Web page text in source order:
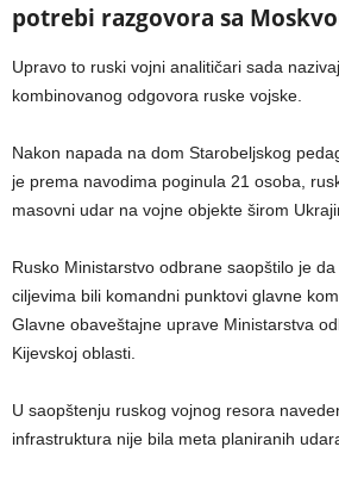
potrebi razgovora sa
Upravo to ruski vojni analitičari sada
kombinovanog odgovora ruske vojske.
Nakon napada na dom Starobeljskog
je prema navodima poginula 21 osoba,
masovni udar na vojne objekte širom
Rusko Ministarstvo odbrane saopštilo je
ciljevima bili komandni punktovi glavne
Glavne obaveštajne uprave Ministarstva
Kijevskoj oblasti.
U saopštenju ruskog vojnog resora
infrastruktura nije bila meta planiranih